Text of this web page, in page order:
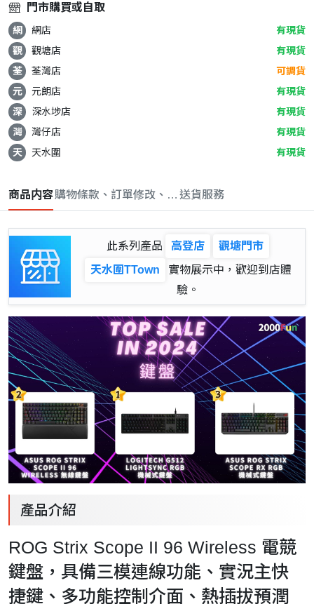
門市購買或自取
網 網店
有現貨
觀
觀塘店
有現貨
荃
荃灣店
可調貨
元
元朗店
有現貨
深
深水埗店
有現貨
灣
灣仔店
有現貨
天
天水圍 有現貨
商品内容購物條款、訂單修改、取消與退款政策
送貨服務
此系列產品 高登店
觀塘門市
天水圍TTown
實物展示中，歡迎到店體
驗。
產品介紹
ROG Strix Scope II 96 Wireless 電競
鍵盤，具備三模連線功能、實況主快
捷鍵、多功能控制介面、熱插拔預潤